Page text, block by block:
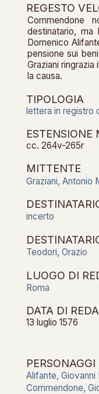
REGESTO
Commendone
destinatario,
Domenico
pensione sui
Graziani
la causa.
TIPOLOGIA
lettera in registro
ESTENSIONE
cc. 264v-265r
MITTENTE
Graziani, Antonio
incerto
Teodori, Orazio
LUOGO DI
Roma
DATA DI
13 luglio 1576
Alifante, Giovanni
Commendone,